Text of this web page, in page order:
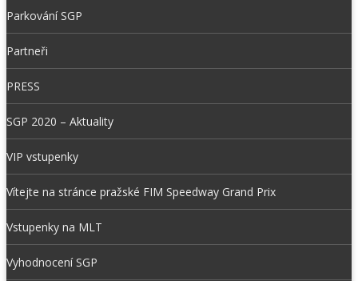
Parkování SGP
Partneři
PRESS
SGP 2020 – Aktuality
VIP vstupenky
Vítejte na stránce pražské FIM Speedway Grand Prix
Vstupenky na MLT
Vyhodnocení SGP